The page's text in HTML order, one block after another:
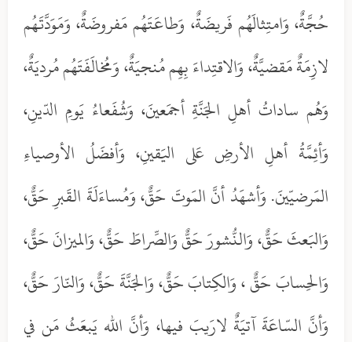
حُجَّةٌ، وَامتِثالَهُم فَريضَةٌ، وَطاعَتَهُم مَفروضَةٌ، وَمَوَدَّتَهُم
لازِمَةٌ مَقضيَّةٌ، وَالاقتِداءَ بِهِم مُنجيَةٌ، وَمُخالَفَتَهُم مُرديَةٌ،
وَهُم ساداتُ أهلِ الجَنَّةِ أجمَعينَ، وَشُفَعاءُ يَومِ الدّينِ،
وَأئِمَّةُ أهلِ الأرضِ عَلى اليَقينِ، وَأفضَلُ الأوصياءِ
المَرضيّينَ. وَأشهَدُ أنَّ المَوتَ حَقٌّ، وَمُساءَلَةَ القَبرِ حَقٌّ،
وَالبَعثَ حَقٌّ، وَالنُّشورَ حَقٌّ وَالصِّراطَ حَقٌّ، وَالميزانَ حَقٌّ،
وَالحِسابَ حَقٌّ ، وَالكِتابَ حَقٌّ، وَالجَنَّةَ حَقٌّ، وَالنّارَ حَقٌّ،
وَأنَّ السّاعَةَ آتيَةٌ لارَيبَ فيها، وَأنَّ الله يَبعَثُ مَن في